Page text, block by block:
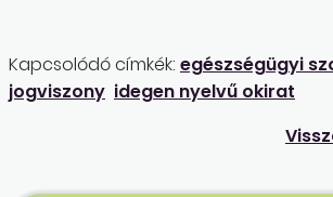
Kapcsolódó címkék: egészségügyi
jogviszony idegen nyelvű okirat